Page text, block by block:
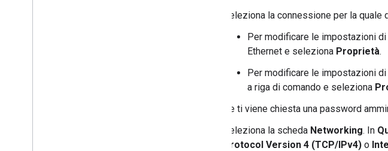
Seleziona la connessione per la
Per modificare le impostazioni
Ethernet e seleziona Proprietà.
Per modificare le impostazioni
a riga di comando e seleziona
Se ti viene chiesta una password
Seleziona la scheda Networking. In
Protocol Version 4 (TCP/IPv4) o